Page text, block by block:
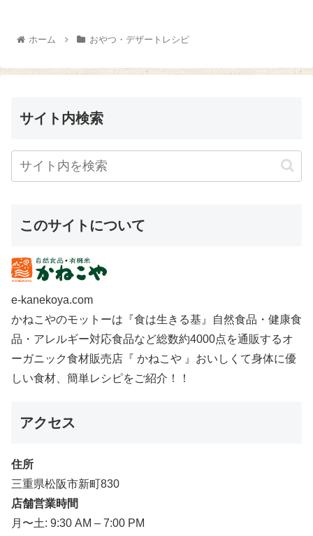
ナッツバター』70gにはちみつ
20gを加えてよく混ぜ、そこに小
湯の温度が高すぎると...
ホーム おやつ・デザートレシピ
サイト内検索
このサイトについて
e-kanekoya.com
かねこやのモットーは『食は生きる基』自然食品・健康食
品・アレルギー対応食品など総数約4000点を通販するオ
ーガニック食材販売店『 かねこや 』おいしくて身体に優
しい食材、簡単レシピをご紹介！！
アクセス
住所
三重県松阪市新町830
店舗営業時間
月〜土: 9:30 AM – 7:00 PM